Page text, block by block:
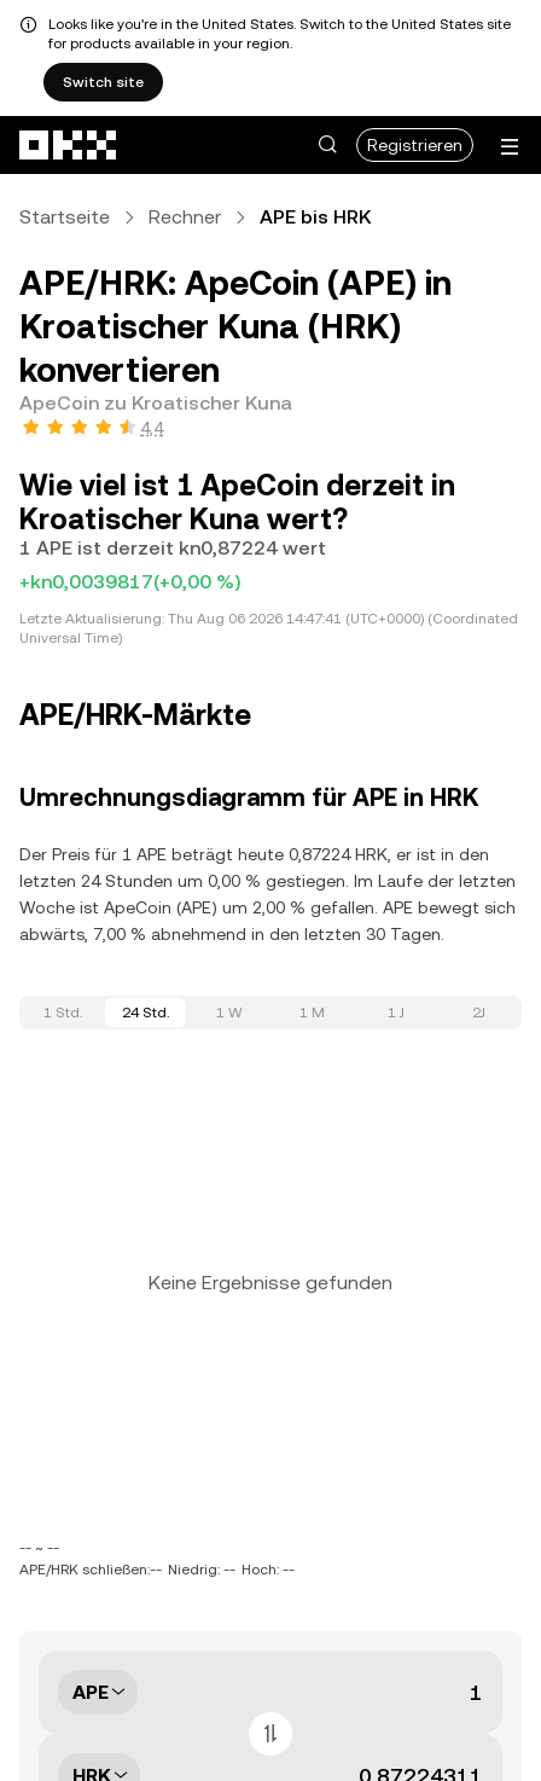
Looks like you're in the United States. Switch to the United States site
for products available in your region.
Switch site
Registrieren
Startseite Rechner APE bis HRK
APE/HRK: ApeCoin (APE) in
Kroatischer Kuna (HRK)
konvertieren
ApeCoin zu Kroatischer Kuna
4,4
Wie viel ist 1 ApeCoin derzeit in
Kroatischer Kuna wert?
1 APE ist derzeit kn0,87224 wert
+kn0,0039817(+0,00 %)
Letzte Aktualisierung: Thu Aug 06 2026 14:47:41 (UTC+0000) (Coordinated
Universal Time)
APE/HRK-Märkte
Umrechnungsdiagramm für APE in HRK
Der Preis für 1 APE beträgt heute 0,87224 HRK, er ist in den
letzten 24 Stunden um 0,00 % gestiegen. Im Laufe der letzten
Woche ist ApeCoin (APE) um 2,00 % gefallen. APE bewegt sich
abwärts, 7,00 % abnehmend in den letzten 30 Tagen.
1 Std. 24 Std. 1 W 1 M 1 J 2J
Keine Ergebnisse gefunden
-- ~ --
APE/HRK schließen:-- Niedrig: -- Hoch: --
APE
HRK